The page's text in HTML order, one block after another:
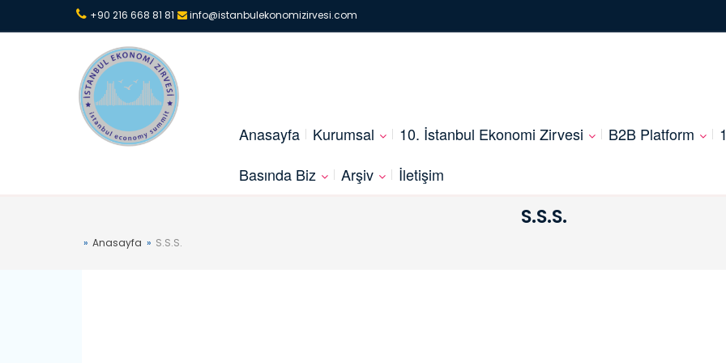
+90 216 668 81 81 info@istanbulekonomizirvesi.com
Anasayfa Kurumsal 10. İstanbul Ekonomi Zirvesi B2B Platform
Basında Biz
Arşiv İletişim
S.S.S.
Anasayfa S.S.S.